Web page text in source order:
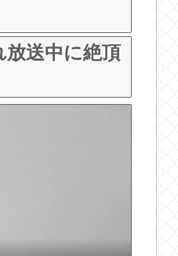
放送中に絶頂